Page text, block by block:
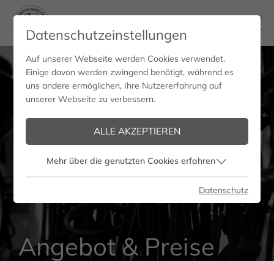
Angebot & Preise
Datenschutzeinstellungen
Auf unserer Webseite werden Cookies verwendet.
Einige davon werden zwingend benötigt, während es
uns andere ermöglichen, Ihre Nutzererfahrung auf
unserer Webseite zu verbessern.
ALLE AKZEPTIEREN
Mehr über die genutzten Cookies erfahren
Datenschutz